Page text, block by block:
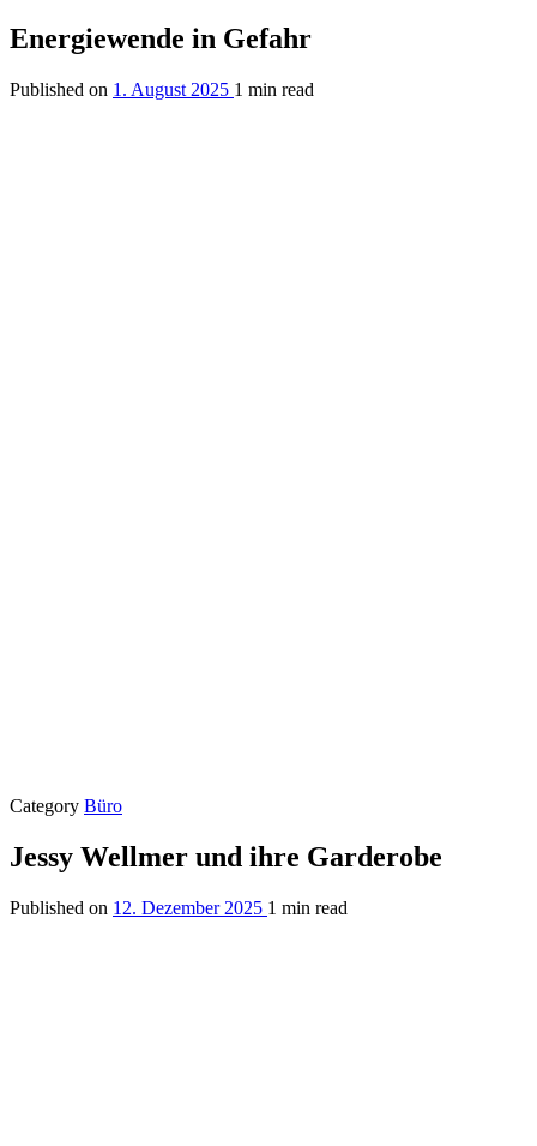
Energiewende in Gefahr
Published on 1. August 2025 1 min read
Category Büro
Jessy Wellmer und ihre Garderobe
Published on 12. Dezember 2025 1 min read